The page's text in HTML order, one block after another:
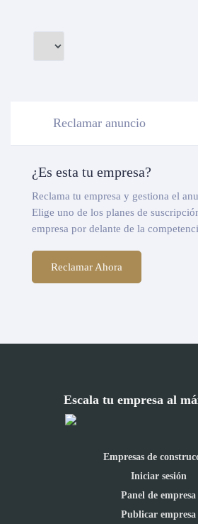
Reclamar anuncio
¿Es esta tu empresa?
Reclama tu empresa y gestiona el
Elige uno de los planes de
empresa por delante de la
Reclamar Ahora
Escala tu empresa al
Empresas de
Iniciar sesión
Panel de empresa
Publicar empresa